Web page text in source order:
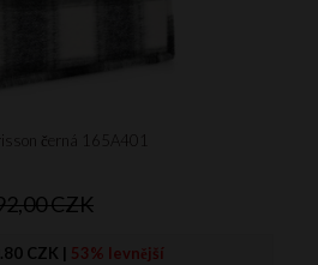
černá 165A401
CZK
CZK | 53% levnější